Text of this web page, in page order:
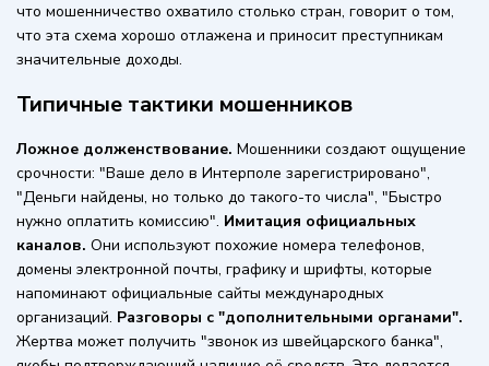
что мошенничество охватило столько стран, говорит о том,
что эта схема хорошо отлажена и приносит преступникам
значительные доходы.
Типичные тактики мошенников
Ложное долженствование. Мошенники создают ощущение
срочности: "Ваше дело в Интерполе зарегистрировано",
"Деньги найдены, но только до такого-то числа", "Быстро
нужно оплатить комиссию". Имитация официальных
каналов. Они используют похожие номера телефонов,
домены электронной почты, графику и шрифты, которые
напоминают официальные сайты международных
организаций. Разговоры с "дополнительными органами".
Жертва может получить "звонок из швейцарского банка",